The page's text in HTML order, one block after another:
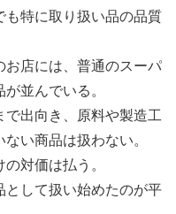
も特に取り扱い品の品質
お店には、普通のスーパ
並んでいる。
出向き、原料や製造工
い商品は扱わない。
対価は払う。
として扱い始めたのが平